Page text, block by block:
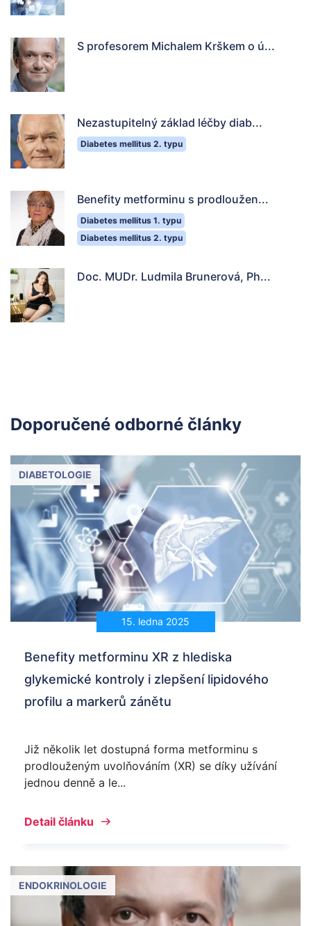
S profesorem Michalem Krškem o ú...
Nezastupitelný základ léčby diab...
Diabetes mellitus 2. typu
Benefity metforminu s prodloužen...
Diabetes mellitus 1. typu
Diabetes mellitus 2. typu
Doc. MUDr. Ludmila Brunerová, Ph...
Doporučené odborné články
15. ledna 2025
DIABETOLOGIE
Benefity metforminu XR z hlediska
glykemické kontroly i zlepšení lipidového
profilu a markerů zánětu
Již několik let dostupná forma metforminu s
prodlouženým uvolňováním (XR) se díky užívání
jednou denně a le...
Detail článku
ENDOKRINOLOGIE